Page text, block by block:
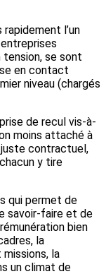
l’un
se sont
en contact
niveau (chargés
de recul vis-à-
moins attaché à
juste contractuel,
y tire
qui permet de
savoir-faire et de
bien
la
la
un climat de